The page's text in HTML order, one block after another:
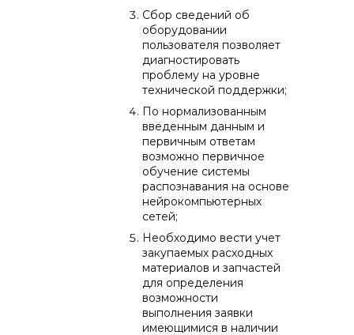
Сбор сведений об
оборудовании
пользователя позволяет
диагностировать
проблему на уровне
технической поддержки;
По нормализованным
введенным данным и
первичным ответам
возможно первичное
обучение системы
распознавания на основе
нейрокомпьютерных
сетей;
Необходимо вести учет
закупаемых расходных
материалов и запчастей
для определения
возможности
выполнения заявки
имеющимися в наличии